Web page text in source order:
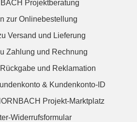
Projektberatung
zur Onlinebestellung
Versand und Lieferung
Zahlung und Rechnung
und Reklamation
& Kundenkonto-ID
Projekt-Marktplatz
Widerrufsformular